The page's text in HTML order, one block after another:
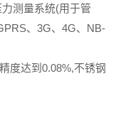
测量系统(用于管
、3G、4G、NB-
度达到0.08%,不锈钢